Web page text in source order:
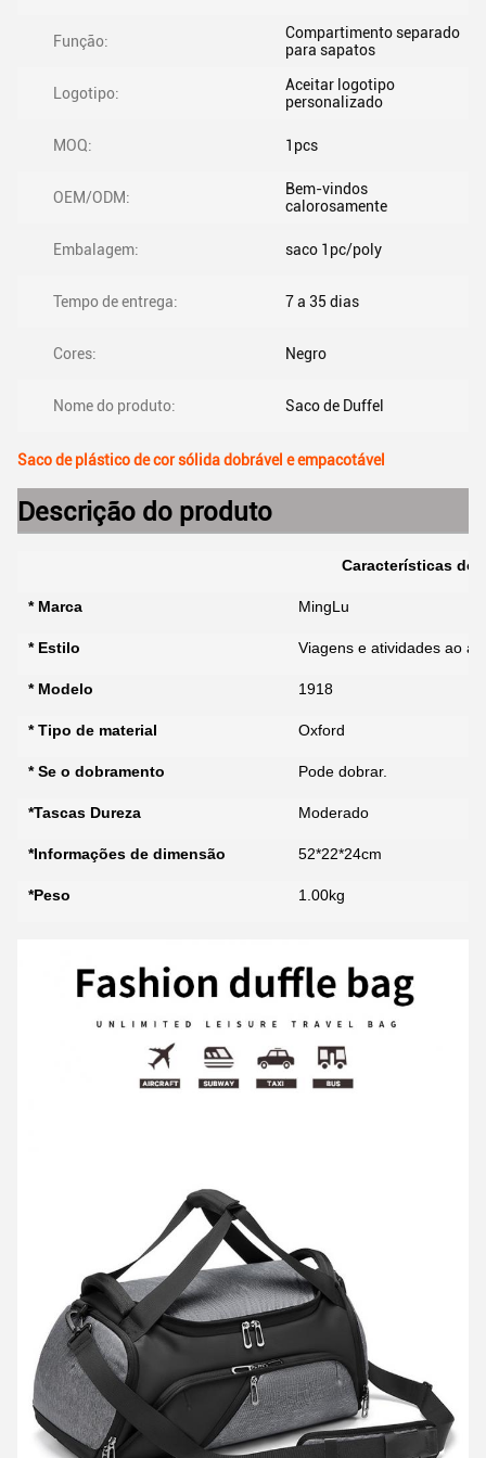
Função:
Compartimento separado
para sapatos
Logotipo:
Aceitar logotipo
personalizado
MOQ: 1pcs
OEM/ODM:
Bem-vindos
calorosamente
Embalagem: saco 1pc/poly
Tempo de entrega: 7 a 35 dias
Cores: Negro
Nome do produto: Saco de Duffel
Saco de plástico de cor sólida dobrável e empacotável
Descrição do produto
Características do
* Marca MingLu
* Estilo Viagens e atividades ao ar
* Modelo 1918
* Tipo de material Oxford
* Se o dobramento Pode dobrar.
*Tascas Dureza Moderado
*Informações de dimensão 52*22*24cm
*Peso 1.00kg